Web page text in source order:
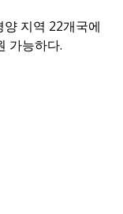
지역 22개국에
가능하다.